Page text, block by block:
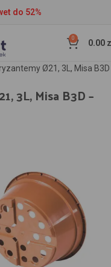
do 52%
0 0.00
Ø21, 3L, Misa B3D
3L, Misa B3D –